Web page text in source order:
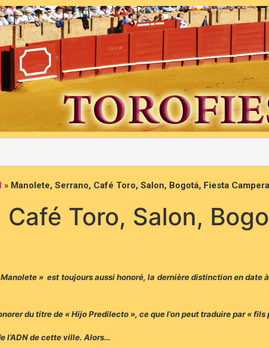
» Manolete, Serrano, Café Toro, Salon, Bogotá, Fiesta
Toro, Salon,
» est toujours aussi honoré, la dernière distinction en date
du titre de « Hijo Predilecto », ce que l’on peut traduire par «
l’ADN de cette ville. Alors…